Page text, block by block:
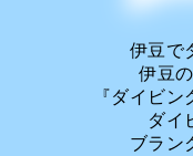
伊豆で
伊豆
『ダイビ
ダイ
ブラン